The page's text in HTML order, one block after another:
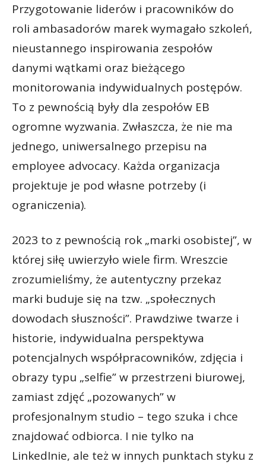
Przygotowanie liderów i pracowników do
roli ambasadorów marek wymagało szkoleń,
nieustannego inspirowania zespołów
danymi wątkami oraz bieżącego
monitorowania indywidualnych postępów.
To z pewnością były dla zespołów EB
ogromne wyzwania. Zwłaszcza, że nie ma
jednego, uniwersalnego przepisu na
employee advocacy. Każda organizacja
projektuje je pod własne potrzeby (i
ograniczenia).
2023 to z pewnością rok „marki osobistej”, w
której siłę uwierzyło wiele firm. Wreszcie
zrozumieliśmy, że autentyczny przekaz
marki buduje się na tzw. „społecznych
dowodach słuszności”. Prawdziwe twarze i
historie, indywidualna perspektywa
potencjalnych współpracowników, zdjęcia i
obrazy typu „selfie” w przestrzeni biurowej,
zamiast zdjęć „pozowanych” w
profesjonalnym studio – tego szuka i chce
znajdować odbiorca. I nie tylko na
LinkedInie, ale też w innych punktach styku z